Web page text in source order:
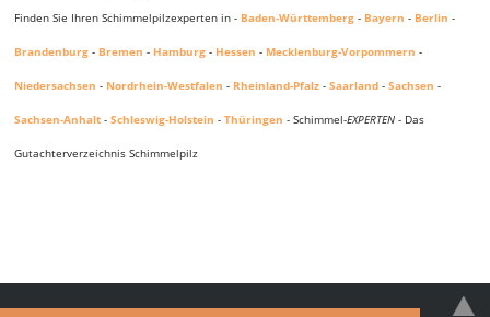
Finden Sie Ihren Schimmelpilzexperten in - Baden-Württemberg - Bayern - Berlin -
Brandenburg - Bremen - Hamburg - Hessen - Mecklenburg-Vorpommern -
Niedersachsen - Nordrhein-Westfalen - Rheinland-Pfalz -Saarland -Sachsen -
Sachsen-Anhalt -Schleswig-Holstein -Thüringen - Schimmel-EXPERTEN - Das
Gutachterverzeichnis Schimmelpilz